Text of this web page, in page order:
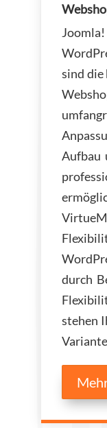
sind die
Aufbau
durch
stehen